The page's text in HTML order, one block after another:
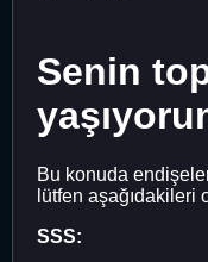
Senin
Bu konuda
lütfen aşağıdakileri
SSS: